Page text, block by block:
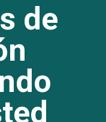
de